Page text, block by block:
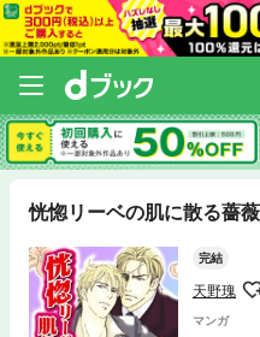
恍惚リーベの肌に散る薔
完結
天野瑰
マンガ